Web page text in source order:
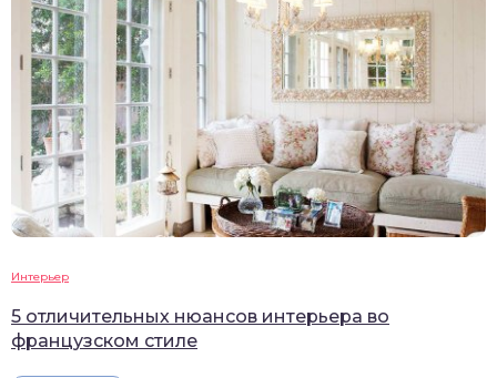
Интерьер
5 отличительных нюансов интерьера во
французском стиле